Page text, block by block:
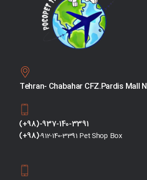
Tehran- Chabahar CFZ.Pardis Mall
(+98)-937-140-3391
(+98)-912-140-3391 Pet Shop Box